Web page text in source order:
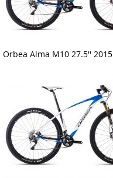
Orbea Alma M10 27.5'' 2015